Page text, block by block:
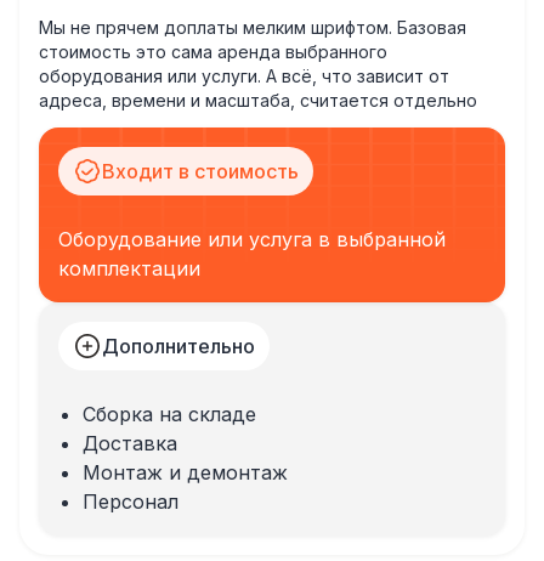
Мы не прячем доплаты мелким шрифтом. Базовая
стоимость это сама аренда выбранного
оборудования или услуги. А всё, что зависит от
адреса, времени и масштаба, считается отдельно
Входит в стоимость
Оборудование или услуга в выбранной
комплектации
Дополнительно
Сборка на складе
Доставка
Монтаж и демонтаж
Персонал